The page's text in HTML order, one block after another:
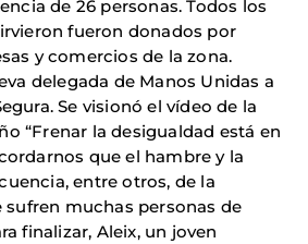
de 26 personas. Todos los
fueron donados por
y comercios de la zona.
delegada de Manos Unidas a
Se visionó el vídeo de la
“Frenar la desigualdad está en
que el hambre y la
entre otros, de la
sufren muchas personas de
finalizar, Aleix, un joven